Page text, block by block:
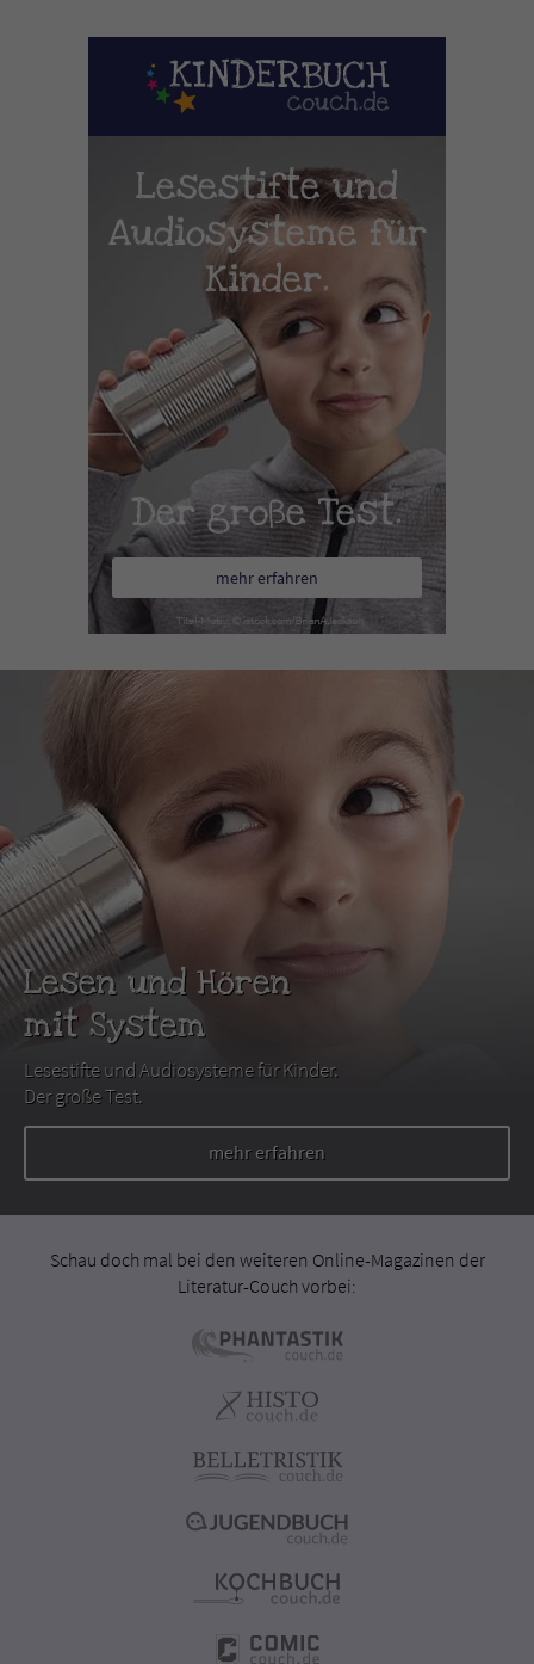
Lesestifte und
Audiosysteme für
Kinder.
Der große Test.
mehr erfahren
Lesen und Hören
mit System
Lesestifte und Audiosysteme für Kinder.
Der große Test.
mehr erfahren
Schau doch mal bei den weiteren Online-Magazinen der
Literatur-Couch vorbei: